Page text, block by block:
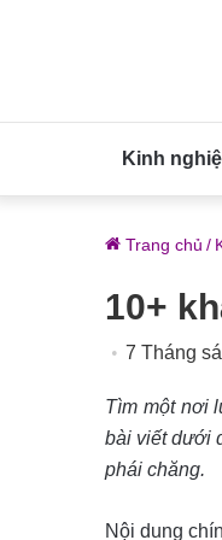
Kinh
Trang chủ /
10+
7 Tháng
Tìm một nơi
bài viết dưới
phái chăng.
Nội dung